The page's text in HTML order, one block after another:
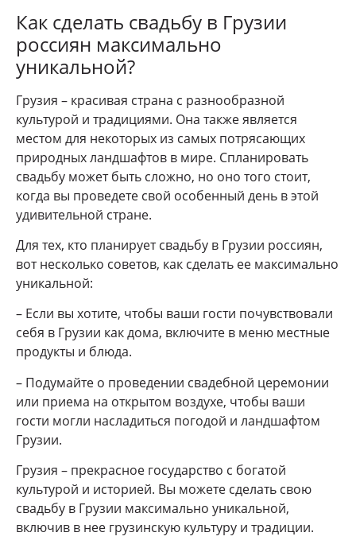
Как сделать свадьбу в Грузии
россиян максимально
уникальной?
Грузия – красивая страна с разнообразной
культурой и традициями. Она также является
местом для некоторых из самых потрясающих
природных ландшафтов в мире. Спланировать
свадьбу может быть сложно, но оно того стоит,
когда вы проведете свой особенный день в этой
удивительной стране.
Для тех, кто планирует свадьбу в Грузии россиян,
вот несколько советов, как сделать ее максимально
уникальной:
– Если вы хотите, чтобы ваши гости почувствовали
себя в Грузии как дома, включите в меню местные
продукты и блюда.
– Подумайте о проведении свадебной церемонии
или приема на открытом воздухе, чтобы ваши
гости могли насладиться погодой и ландшафтом
Грузии.
Грузия – прекрасное государство с богатой
культурой и историей. Вы можете сделать свою
свадьбу в Грузии максимально уникальной,
включив в нее грузинскую культуру и традиции.